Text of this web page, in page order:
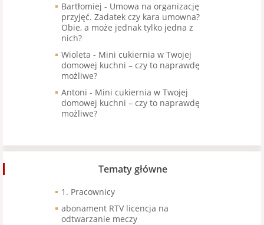
Bartłomiej - Umowa na organizację
przyjęć. Zadatek czy kara umowna?
Obie, a może jednak tylko jedna z
nich?
Wioleta - Mini cukiernia w Twojej
domowej kuchni – czy to naprawdę
możliwe?
Antoni - Mini cukiernia w Twojej
domowej kuchni – czy to naprawdę
możliwe?
Tematy główne
1. Pracownicy
abonament RTV licencja na
odtwarzanie meczy